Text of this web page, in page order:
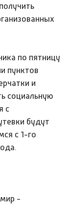
по пятницу
пунктов
и
социальную
с
будут
с 1-го
-